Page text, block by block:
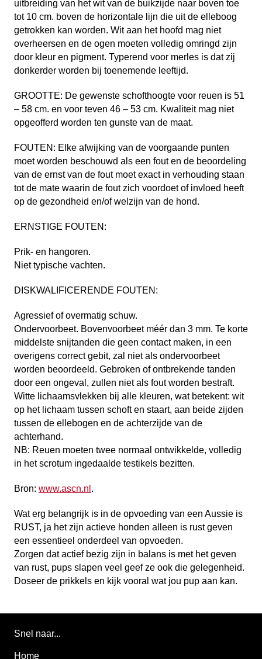
uitbreiding van het wit van de buikzijde naar boven toe
tot 10 cm. boven de horizontale lijn die uit de elleboog
getrokken kan worden. Wit aan het hoofd mag niet
overheersen en de ogen moeten volledig omringd zijn
door kleur en pigment. Typerend voor merles is dat zij
donkerder worden bij toenemende leeftijd.
GROOTTE: De gewenste schofthoogte voor reuen is 51
– 58 cm. en voor teven 46 – 53 cm. Kwaliteit mag niet
opgeofferd worden ten gunste van de maat.
FOUTEN: Elke afwijking van de voorgaande punten
moet worden beschouwd als een fout en de beoordeling
van de ernst van de fout moet exact in verhouding staan
tot de mate waarin de fout zich voordoet of invloed heeft
op de gezondheid en/of welzijn van de hond.
ERNSTIGE FOUTEN:
Prik- en hangoren.
Niet typische vachten.
DISKWALIFICERENDE FOUTEN:
Agressief of overmatig schuw.
Ondervoorbeet. Bovenvoorbeet méér dan 3 mm. Te korte
middelste snijtanden die geen contact maken, in een
overigens correct gebit, zal niet als ondervoorbeet
worden beoordeeld. Gebroken of ontbrekende tanden
door een ongeval, zullen niet als fout worden bestraft.
Witte lichaamsvlekken bij alle kleuren, wat betekent: wit
op het lichaam tussen schoft en staart, aan beide zijden
tussen de ellebogen en de achterzijde van de
achterhand.
NB: Reuen moeten twee normaal ontwikkelde, volledig
in het scrotum ingedaalde testikels bezitten.
Bron: www.ascn.nl .
Wat erg belangrijk is in de opvoeding van een Aussie is
RUST, ja het zijn actieve honden alleen is rust geven
een essentieel onderdeel van opvoeden.
Zorgen dat actief bezig zijn in balans is met het geven
van rust, pups slapen veel geef ze ook die gelegenheid.
Doseer de prikkels en kijk vooral wat jou pup aan kan.
Snel naar...
Home